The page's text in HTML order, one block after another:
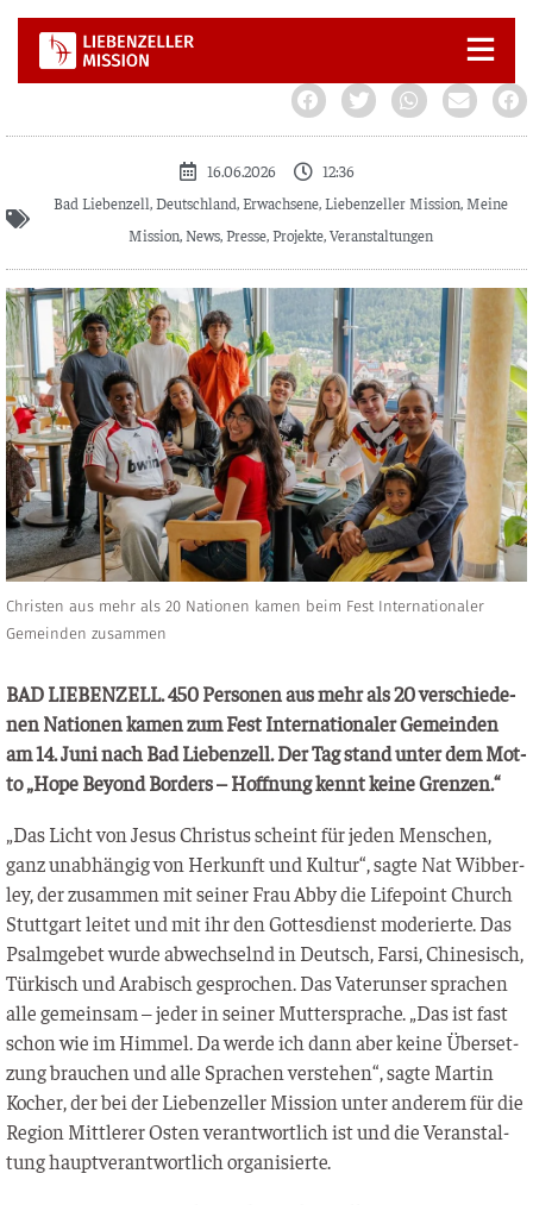
Zum
Inhalt
springen
16.06.2026
12:36
Bad Liebenzell,Deutschland,Erwachsene,Liebenzeller Mission, Meine
Mission,News,Presse,Projekte,Veranstaltungen
Christen aus mehr als 20 Nationen kamen beim Fest Internationaler
Gemeinden zusammen
BAD LIEBENZELL. 450 Per­so­nen aus mehr als 20 ver­schie­de­
nen Natio­nen kamen zum Fest Inter­na­tio­na­ler Gemein­den
am 14. Juni nach Bad Lie­ben­zell. Der Tag stand unter dem Mot­
to „Hope Bey­ond Bor­ders – Hoff­nung kennt kei­ne Grenzen.“
„Das Licht von Jesus Chris­tus scheint für jeden Men­schen,
ganz unab­hän­gig von Her­kunft und Kul­tur“, sag­te Nat Wib­ber­
ley, der zusam­men mit sei­ner Frau Abby die Life­point Church
Stutt­gart lei­tet und mit ihr den Got­tes­dienst mode­rier­te. Das
Psalm­ge­bet wur­de abwech­selnd in Deutsch, Far­si, Chi­ne­sisch,
Tür­kisch und Ara­bisch gespro­chen. Das Vater­un­ser spra­chen
alle gemein­sam – jeder in sei­ner Mut­ter­spra­che. „Das ist fast
schon wie im Him­mel. Da wer­de ich dann aber kei­ne Über­set­
zung brau­chen und alle Spra­chen ver­ste­hen“, sag­te Mar­tin
Kocher, der bei der Lie­ben­zel­ler Mis­si­on unter ande­rem für die
Regi­on Mitt­le­rer Osten ver­ant­wort­lich ist und die Ver­an­stal­
tung haupt­ver­ant­wort­lich organisierte.